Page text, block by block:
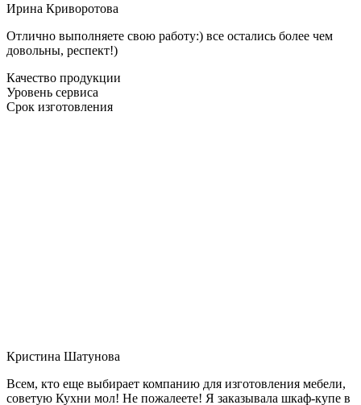
Ирина Криворотова
Отлично выполняете свою работу:) все остались более чем
довольны, респект!)
Качество продукции
Уровень сервиса
Срок изготовления
Кристина Шатунова
Всем, кто еще выбирает компанию для изготовления мебели,
советую Кухни мол! Не пожалеете! Я заказывала шкаф-купе в